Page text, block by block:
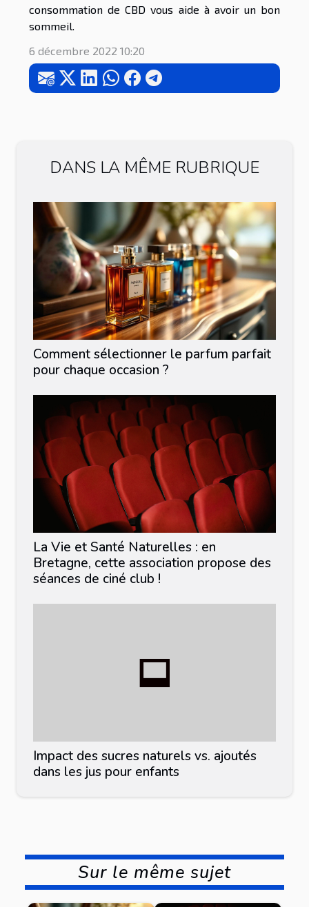
consommation de CBD vous aide à avoir un bon
sommeil.
6 décembre 2022 10:20
DANS LA MÊME RUBRIQUE
Comment sélectionner le parfum parfait
pour chaque occasion ?
La Vie et Santé Naturelles : en
Bretagne, cette association propose des
séances de ciné club !
Impact des sucres naturels vs. ajoutés
dans les jus pour enfants
Sur le même sujet